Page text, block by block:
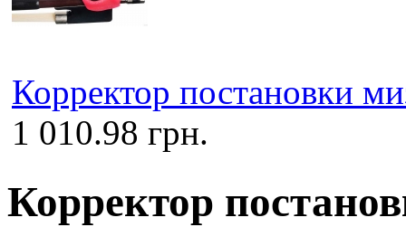
Корректор постановки
1 010.98 грн.
Корректор